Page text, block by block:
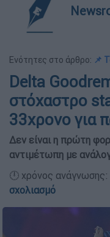
Ενότητες στο άρθρο: 📌
Delta
στόχαστρο
33χρονο για
Δεν είναι η πρώτη
αντιμέτωπη με
🕛 χρόνος
σχολιασμό